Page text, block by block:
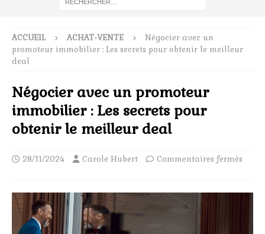
ACCUEIL ACHAT-VENTE
Négocier avec un
promoteur immobilier : Les secrets pour obtenir le meilleur
deal
Négocier avec un promoteur
immobilier : Les secrets pour
obtenir le meilleur deal
28/11/2024 Carole Hubert Commentaires fermés